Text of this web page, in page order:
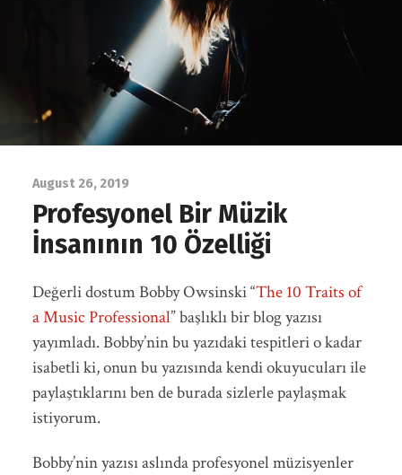
August 26, 2019
Profesyonel Bir Müzik
İnsanının 10 Özelliği
Değerli dostum Bobby Owsinski “The 10 Traits of
a Music Professional” başlıklı bir blog yazısı
yayımladı. Bobby’nin bu yazıdaki tespitleri o kadar
isabetli ki, onun bu yazısında kendi okuyucuları ile
paylaştıklarını ben de burada sizlerle paylaşmak
istiyorum.
Bobby’nin yazısı aslında profesyonel müzisyenler